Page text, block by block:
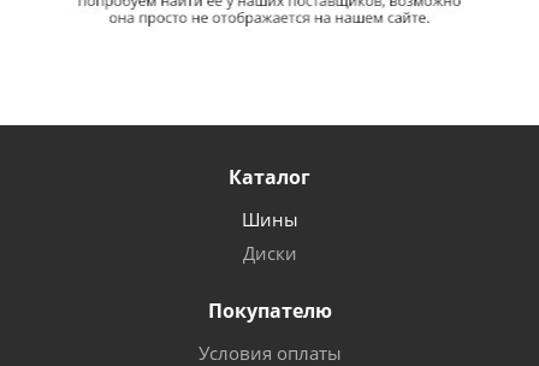
Каталог
Шины
Диски
Покупателю
Условия оплаты